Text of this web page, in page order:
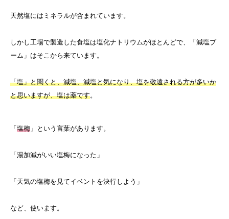
天然塩にはミネラルが含まれています。
しかし工場で製造した食塩は塩化ナトリウムがほとんどで、「減塩ブ
ーム」はそこから来ています。
「塩」と聞くと、減塩、減塩と気になり、塩を敬遠される方が多いか
と思いますが、塩は薬です。
「塩梅 」という言葉があります。
「湯加減がいい塩梅になった」
「天気の塩梅を見てイベントを決行しよう」
など、使います。